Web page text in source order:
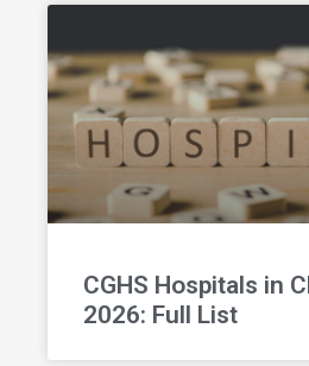
CGHS Hospitals in
2026: Full List